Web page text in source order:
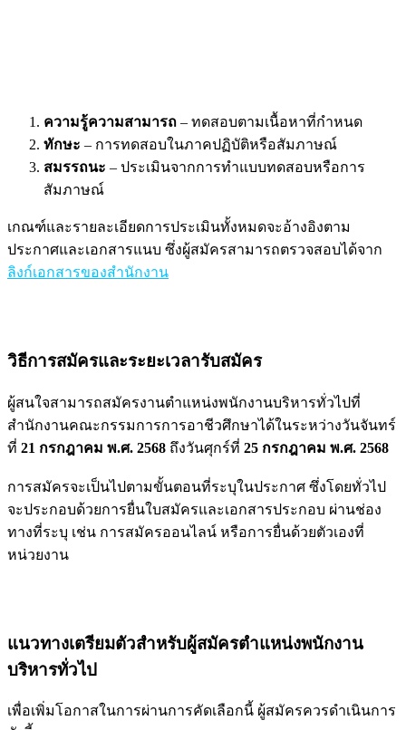
ความรู้ความสามารถ – ทดสอบตามเนื้อหาที่กำหนด
ทักษะ – การทดสอบในภาคปฏิบัติหรือสัมภาษณ์
สมรรถนะ – ประเมินจากการทำแบบทดสอบหรือการ
สัมภาษณ์
เกณฑ์และรายละเอียดการประเมินทั้งหมดจะอ้างอิงตาม
ประกาศและเอกสารแนบ ซึ่งผู้สมัครสามารถตรวจสอบได้จาก
ลิงก์เอกสารของสำนักงาน
วิธีการสมัครและระยะเวลารับสมัคร
ผู้สนใจสามารถสมัครงานตำแหน่งพนักงานบริหารทั่วไปที่
สำนักงานคณะกรรมการการอาชีวศึกษาได้ในระหว่างวันจันทร์
ที่ 21 กรกฎาคม พ.ศ. 2568 ถึงวันศุกร์ที่ 25 กรกฎาคม พ.ศ. 2568
การสมัครจะเป็นไปตามขั้นตอนที่ระบุในประกาศ ซึ่งโดยทั่วไป
จะประกอบด้วยการยื่นใบสมัครและเอกสารประกอบ ผ่านช่อง
ทางที่ระบุ เช่น การสมัครออนไลน์ หรือการยื่นด้วยตัวเองที่
หน่วยงาน
แนวทางเตรียมตัวสำหรับผู้สมัครตำแหน่งพนักงาน
บริหารทั่วไป
เพื่อเพิ่มโอกาสในการผ่านการคัดเลือกนี้ ผู้สมัครควรดำเนินการ